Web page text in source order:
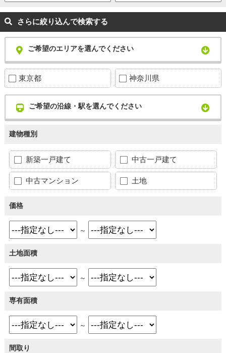
さらに絞り込んで検索する
ご希望のエリアを選んでください
東京都 神奈川県
ご希望の沿線・駅を選んでください
建物種別
新築一戸建て 中古一戸建て
中古マンション 土地
価格
～
土地面積
～
専有面積
～
間取り